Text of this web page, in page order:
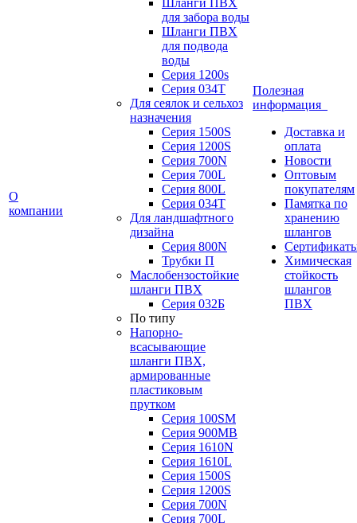
О
компании
Шланги ПВХ
для забора воды
Шланги ПВХ
для подвода
воды
Серия 1200s
Серия 034Т
Для сеялок и сельхоз
назначения
Серия 1500S
Серия 1200S
Серия 700N
Серия 700L
Серия 800L
Серия 034T
Для ландшафтного
дизайна
Серия 800N
Трубки П
Маслобензостойкие
шланги ПВХ
Серия 032Б
По типу
Напорно-
всасывающие
шланги ПВХ,
армированные
пластиковым
прутком
Серия 100SM
Серия 900MB
Серия 1610N
Серия 1610L
Серия 1500S
Серия 1200S
Серия 700N
Серия 700L
Полезная
информация
Доставка и
оплата
Новости
Оптовым
покупателям
Памятка по
хранению
шлангов
Химическая
стойкость
шлангов
ПВХ